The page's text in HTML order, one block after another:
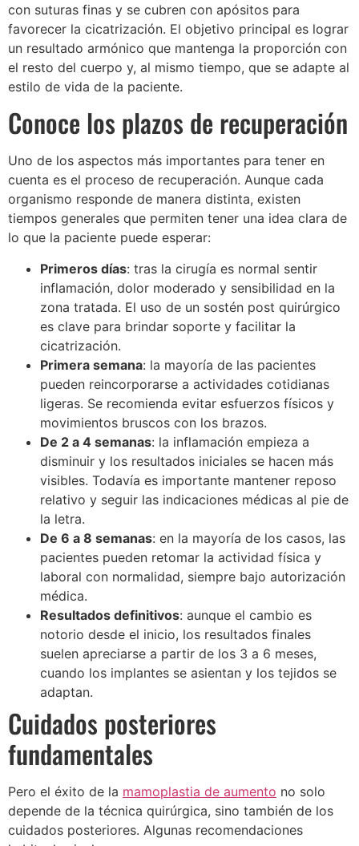
con suturas finas y se cubren con apósitos para
favorecer la cicatrización. El objetivo principal es lograr
un resultado armónico que mantenga la proporción con
el resto del cuerpo y, al mismo tiempo, que se adapte al
estilo de vida de la paciente.
Conoce los plazos de recuperación
Uno de los aspectos más importantes para tener en
cuenta es el proceso de recuperación. Aunque cada
organismo responde de manera distinta, existen
tiempos generales que permiten tener una idea clara de
lo que la paciente puede esperar:
Primeros días: tras la cirugía es normal sentir
inflamación, dolor moderado y sensibilidad en la
zona tratada. El uso de un sostén post quirúrgico
es clave para brindar soporte y facilitar la
cicatrización.
Primera semana: la mayoría de las pacientes
pueden reincorporarse a actividades cotidianas
ligeras. Se recomienda evitar esfuerzos físicos y
movimientos bruscos con los brazos.
De 2 a 4 semanas: la inflamación empieza a
disminuir y los resultados iniciales se hacen más
visibles. Todavía es importante mantener reposo
relativo y seguir las indicaciones médicas al pie de
la letra.
De 6 a 8 semanas: en la mayoría de los casos, las
pacientes pueden retomar la actividad física y
laboral con normalidad, siempre bajo autorización
médica.
Resultados definitivos: aunque el cambio es
notorio desde el inicio, los resultados finales
suelen apreciarse a partir de los 3 a 6 meses,
cuando los implantes se asientan y los tejidos se
adaptan.
Cuidados posteriores
fundamentales
Pero el éxito de la mamoplastia de aumento no solo
depende de la técnica quirúrgica, sino también de los
cuidados posteriores. Algunas recomendaciones